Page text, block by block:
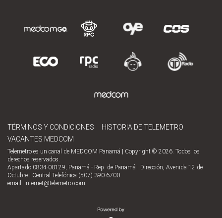
TÉRMINOS Y CONDICIONES
HISTORIA DE TELEMETRO
VACANTES MEDCOM
Telemetro es un canal de MEDCOM Panamá | Copyright © 2026. Todos los
derechos reservados.
Apartado 0834-00129, Panamá - Rep. de Panamá | Dirección, Avenida 12 de
Octubre | Central Telefónica (507) 390-6700
email: internet@telemetro.com